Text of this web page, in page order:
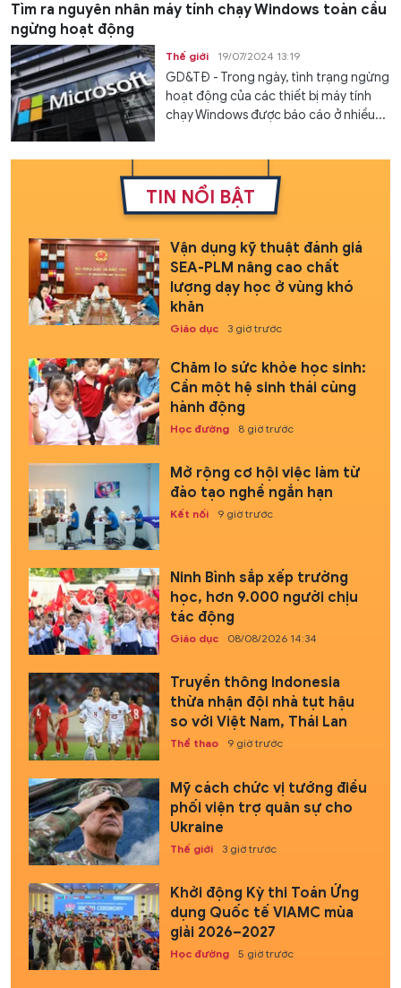
Tìm ra nguyên nhân máy tính chạy Windows toàn cầu
ngừng hoạt động
Thế giới 19/07/2024 13:19
GD&TĐ - Trong ngày, tình trạng ngừng
hoạt động của các thiết bị máy tính
chạy Windows được báo cáo ở nhiều...
TIN NỔI BẬT
Vận dụng kỹ thuật đánh giá
SEA-PLM nâng cao chất
lượng dạy học ở vùng khó
khăn
Giáo dục 3 giờ trước
Chăm lo sức khỏe học sinh:
Cần một hệ sinh thái cùng
hành động
Học đường 8 giờ trước
Mở rộng cơ hội việc làm từ
đào tạo nghề ngắn hạn
Kết nối 9 giờ trước
Ninh Bình sắp xếp trường
học, hơn 9.000 người chịu
tác động
Giáo dục 08/08/2026 14:34
Truyền thông Indonesia
thừa nhận đội nhà tụt hậu
so với Việt Nam, Thái Lan
Thể thao 9 giờ trước
Mỹ cách chức vị tướng điều
phối viện trợ quân sự cho
Ukraine
Thế giới 3 giờ trước
Khởi động Kỳ thi Toán Ứng
dụng Quốc tế VIAMC mùa
giải 2026–2027
Học đường 5 giờ trước